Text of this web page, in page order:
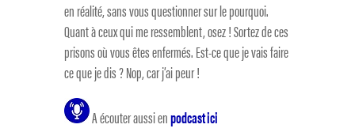
en réalité, sans vous questionner sur le pourquoi.
Quant à ceux qui me ressemblent, osez ! Sortez de ces
prisons où vous êtes enfermés. Est-ce que je vais faire
ce que je dis ? Nop, car j’ai peur !
A écouter aussi enpodcast ici